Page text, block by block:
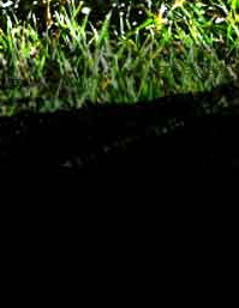
ΕΠΣ ΞΑΝΘΗΣ